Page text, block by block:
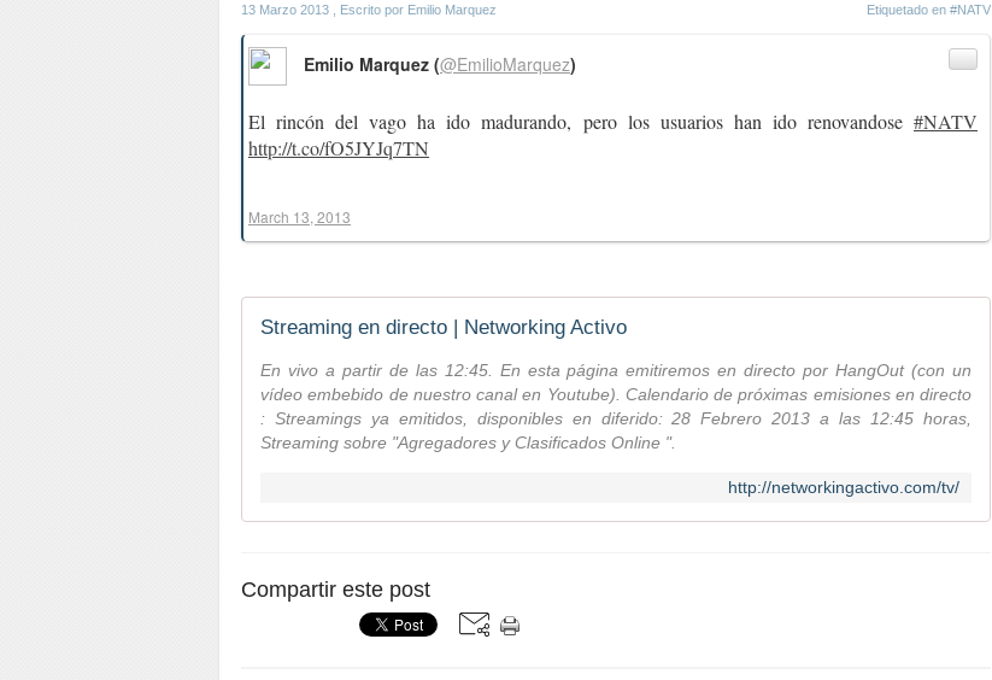
13 Marzo 2013 , Escrito por Emilio Marquez Etiquetado en #NATV
El rincón del vago ha ido madurando, pero los usuarios han ido renovandose #NATV
http://t.co/fO5JYJq7TN
Emilio Marquez (@EmilioMarquez)
March 13, 2013
Streaming en directo | Networking Activo
En vivo a partir de las 12:45. En esta página emitiremos en directo por HangOut (con un
vídeo embebido de nuestro canal en Youtube). Calendario de próximas emisiones en directo
: Streamings ya emitidos, disponibles en diferido: 28 Febrero 2013 a las 12:45 horas,
Streaming sobre "Agregadores y Clasificados Online ".
http://networkingactivo.com/tv/
Compartir este post